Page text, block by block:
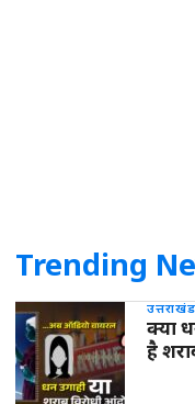
Trending
उत्तराखंड
क्या
है